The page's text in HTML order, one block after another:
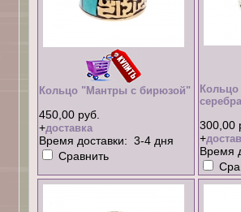
Кольцо "Мантры с бирюзой"
450,00 руб.
+доставка
Время доставки: 3-4 дня
Сравнить
Кольцо
300,00
+
Время